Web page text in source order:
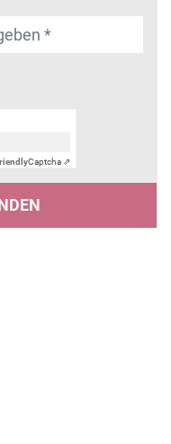
Captcha ⇗